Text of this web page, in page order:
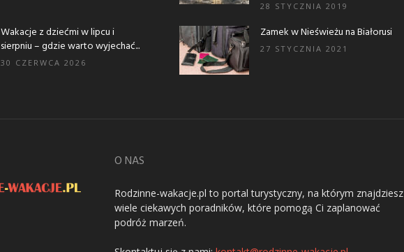
Wakacje z dziećmi w lipcu i
sierpniu – gdzie warto wyjechać...
30 CZERWCA 2026
28 STYCZNIA 2019
Zamek w Nieświeżu na Białorusi
27 STYCZNIA 2021
O NAS
Rodzinne-wakacje.pl to portal turystyczny, na którym znajdziesz
wiele ciekawych poradników, które pomogą Ci zaplanować
podróż marzeń.